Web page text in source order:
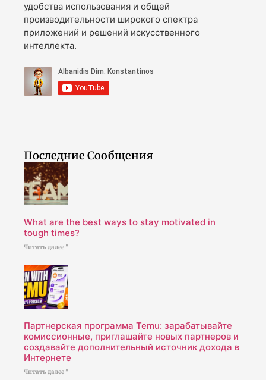
удобства использования и общей
производительности широкого спектра
приложений и решений искусственного
интеллекта.
Последние Сообщения
What are the best ways to stay motivated in
tough times?
Читать далее "
Партнерская программа Temu: зарабатывайте
комиссионные, приглашайте новых партнеров и
создавайте дополнительный источник дохода в
Интернете
Читать далее "